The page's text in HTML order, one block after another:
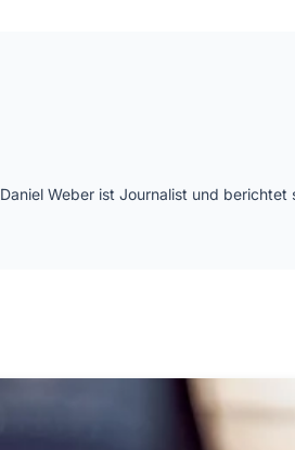
Daniel Weber ist Journalist und